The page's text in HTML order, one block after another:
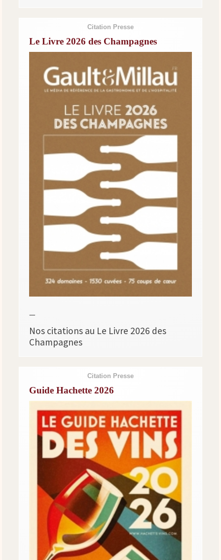
Citation Presse
Le Livre 2026 des Champagnes
—
Nos citations au Le Livre 2026 des
Champagnes
Citation Presse
Guide Hachette 2026